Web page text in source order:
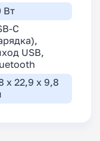
Вт
C
USB,
x 22,9 x 9,8